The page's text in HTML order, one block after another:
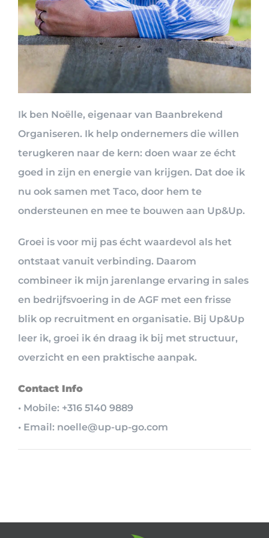
Ik ben Noëlle, eigenaar van Baanbrekend
Organiseren. Ik help ondernemers die willen
terugkeren naar de kern: doen waar ze écht
goed in zijn en energie van krijgen. Dat doe ik
nu ook samen met Taco, door hem te
ondersteunen en mee te bouwen aan Up&Up.
Groei is voor mij pas écht waardevol als het
ontstaat vanuit verbinding. Daarom
combineer ik mijn jarenlange ervaring in sales
en bedrijfsvoering in de AGF met een frisse
blik op recruitment en organisatie. Bij Up&Up
leer ik, groei ik én draag ik bij met structuur,
overzicht en een praktische aanpak.
Contact Info
• Mobile: +316 5140 9889
• Email: noelle@up-up-go.com